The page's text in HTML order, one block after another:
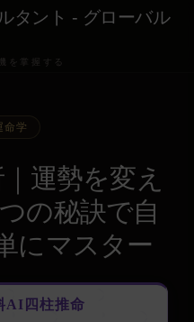
タント - グローバル
を掌握する
命学
運勢を変え
の秘訣で自
にマスター
AI四柱推命